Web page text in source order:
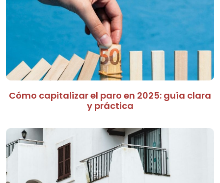
Cómo capitalizar el paro en 2025: guía clara
y práctica